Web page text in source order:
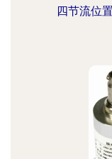
四节流位